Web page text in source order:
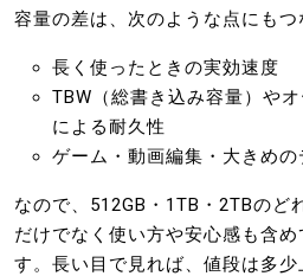
容量の差は、次のような点にもつ
長く使ったときの実効速度
TBW（総書き込み容量）や
による耐久性
ゲーム・動画編集・大きめ
なので、512GB・1TB・2TBのど
だけでなく使い方や安心感も含
す。長い目で見れば、値段は多